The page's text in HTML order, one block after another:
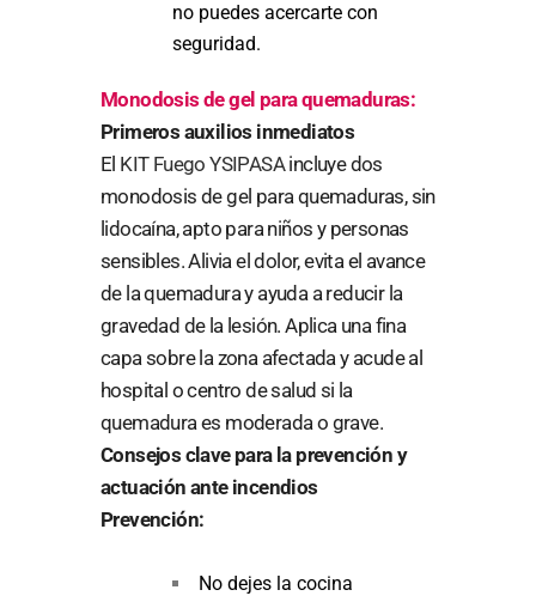
no puedes acercarte con
seguridad.
Monodosis de gel para quemaduras:
Primeros auxilios inmediatos
El KIT Fuego YSIPASAincluye dos
monodosis de gel para quemaduras, sin
lidocaína, apto para niños y personas
sensibles. Alivia el dolor, evita el avance
de la quemadura y ayuda a reducir la
gravedad de la lesión. Aplica una fina
capa sobre la zona afectada y acude al
hospital o centro de salud si la
quemadura es moderada o grave.
Consejos clave para la prevención y
actuación ante incendios
Prevención:
No dejes la cocina